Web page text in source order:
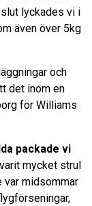
lyckades vi i
även över 5kg
och
det inom en
för Williams
packade vi
mycket strul
var midsommar